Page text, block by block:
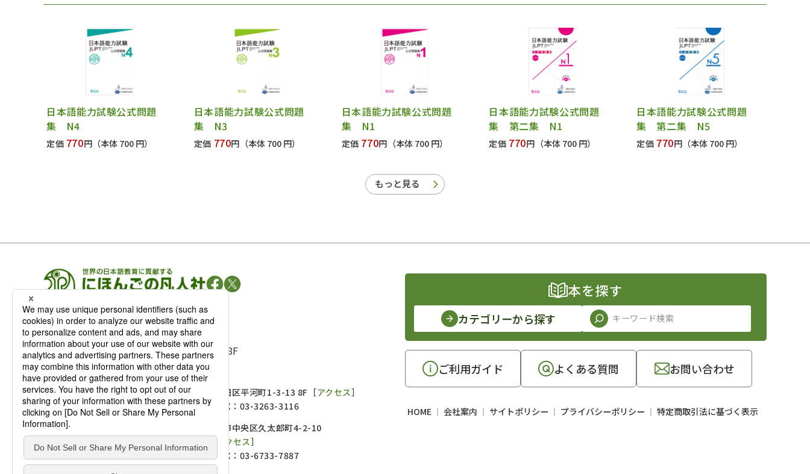
日本語能力試験公式問題
集 N4
定価 770円 （本体 700 円）
日本語能力試験公式問題
集 N3
定価 770円 （本体 700 円）
日本語能力試験公式問題
集 N1
定価 770円 （本体 700 円）
日本語能力試験公式問題
集 第二集 N1
定価 770円 （本体 700 円）
日本語能力試験公式問題
集 第二集 N5
定価 770円 （本体 700 円）
もっと見る
凡人社の出版情報
〒102-0093 東京都千代田区平河町 1-3-13 8F
TEL：03-3263-3959／FAX：03-3263-3116
麹町店
〒102-0093 東京都千代田区平河町1-3-13 8F［アクセス］
TEL：03-3239-8673／FAX：03-3263-3116
大阪店
〒541-0056 大阪府大阪市中央区久太郎町4-2-10
アクセス］
TEL：06-4256-2684／FAX：03-6733-7887
本を探す
カテゴリーから探す
ご利用ガイド よくある質問 お問い合わせ
HOME 会社案内 サイトポリシー プライバシーポリシー 特定商取引法に基づく表示